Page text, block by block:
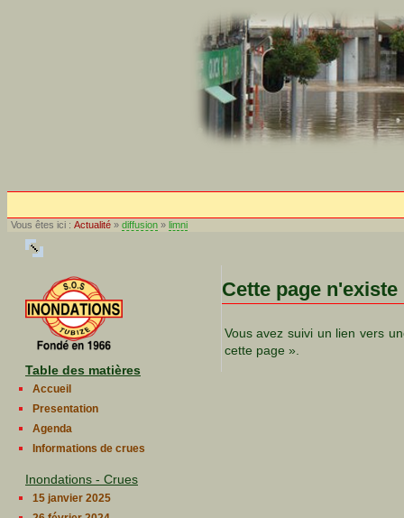
Vous êtes ici : Actualité » diffusion » limni
Table des matières
Accueil
Presentation
Agenda
Informations de crues
Inondations - Crues
15 janvier 2025
Cette page
Vous avez suivi un lien vers
cette page ».